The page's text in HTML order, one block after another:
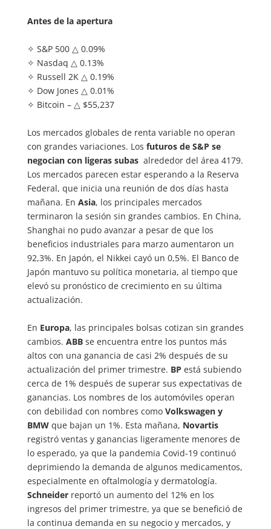
Antes de la apertura
✧ S&P 500 △ 0.09%
✧ Nasdaq △ 0.13%
✧ Russell 2K △ 0.19%
✧ Dow Jones △ 0.01%
✧ Bitcoin – △ $55,237
Los mercados globales de renta variable no operan
con grandes variaciones. Los futuros de S&P se
negocian con ligeras subasalrededor del área 4179.
Los mercados parecen estar esperando a la Reserva
Federal, que inicia una reunión de dos días hasta
mañana. En Asia, los principales mercados
terminaron la sesión sin grandes cambios. En China,
Shanghai no pudo avanzar a pesar de que los
beneficios industriales para marzo aumentaron un
92,3%. En Japón, el Nikkei cayó un 0,5%. El Banco de
Japón mantuvo su política monetaria, al tiempo que
elevó su pronóstico de crecimiento en su última
actualización.
En Europa, las principales bolsas cotizan sin grandes
cambios. ABBse encuentra entre los puntos más
altos con una ganancia de casi 2% después de su
actualización del primer trimestre. BP está subiendo
cerca de 1% después de superar sus expectativas de
ganancias. Los nombres de los automóviles operan
con debilidad con nombres como Volkswagen y
BMWque bajan un 1%. Esta mañana, Novartis
registró ventas y ganancias ligeramente menores de
lo esperado, ya que la pandemia Covid-19 continuó
deprimiendo la demanda de algunos medicamentos,
especialmente en oftalmología y dermatología.
Schneiderreportó un aumento del 12% en los
ingresos del primer trimestre, ya que se benefició de
la continua demanda en su negocio y mercados, y